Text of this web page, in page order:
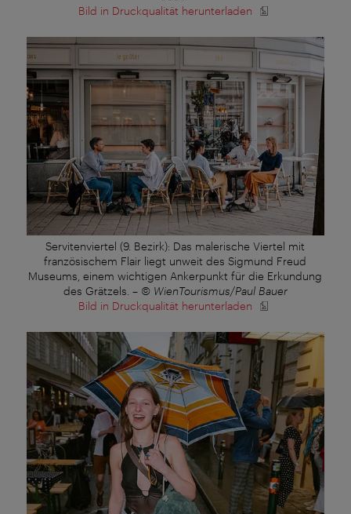
Bild in Druckqualität herunterladen
Servitenviertel (9. Bezirk): Das malerische Viertel mit
französischem Flair liegt unweit des Sigmund Freud
Museums, einem wichtigen Ankerpunkt für die Erkundung
des Grätzels. – © WienTourismus/Paul Bauer
Bild in Druckqualität herunterladen